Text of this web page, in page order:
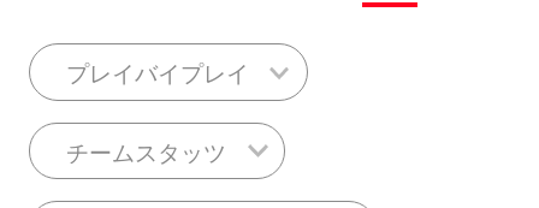
プレイバイプレイ
チームスタッツ